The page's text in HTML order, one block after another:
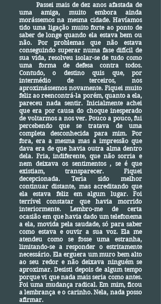
Passei mais de dez anos afastada de
uma amiga, muito embora ainda
morássemos na mesma cidade. Havíamos
tido uma ligação muito forte ao ponto de
saber de longe quando ela estava bem ou
não. Por problemas que não estava
conseguindo superar numa fase difícil de
sua vida, resolveu isolar-se de tudo como
uma forma de defesa contra todos.
Contudo, o destino quis que, por
intermédio de terceiros, nos
aproximássemos novamente. Fiquei muito
feliz ao reencontrá-la porém, quanto a ela,
pareceu nada sentir. Inicialmente achei
que era por causa do choque inesperado
de voltarmos a nos ver. Pouco a pouco, fui
percebendo que se tratava de uma
completa desconhecida para mim. Por
fora, era a mesma mas a impressão que
dava era de que havia outra alma dentro
dela. Fria, indiferente, que não sorria e
nem deixava os sentimentos , se é que
existiam, transparecer. Fiquei
decepcionada. Teria sido melhor
continuar distante, mas acreditando que
ela estava feliz em algum lugar. Foi
terrível constatar que havia morrido
interiormente. Lembro-me de certa
ocasião em que havia dado um telefonema
a ela, movida pela saudade, só para saber
como estava e ouvir a sua voz. Ela me
atendeu como se fosse uma estranha,
limitando-se a responder o estritamente
necessário. Ela erguera um muro bem alto
ao seu redor e não deixava ninguém se
aproximar. Desisti depois de algum tempo
porque vi que nada mais seria como antes.
Foi uma mudança radical. Em mim, ficou
a lembrança e o carinho. Nela, nada posso
afirmar.